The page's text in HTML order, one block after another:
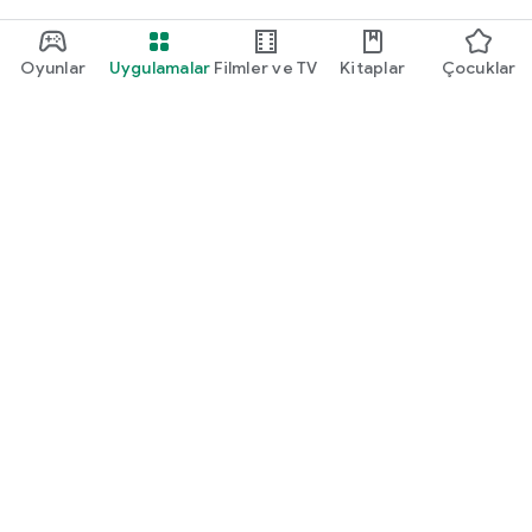
Oyunlar Uygulamalar Filmler ve TV Kitaplar Çocuklar